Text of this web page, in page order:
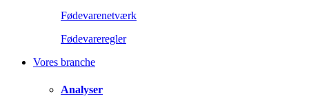
Fødevarenetværk
Fødevareregler
Vores branche
Analyser